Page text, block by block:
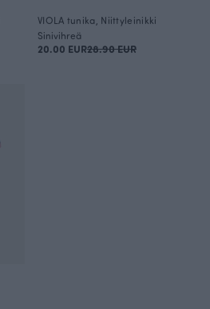
VIOLA tunika, Niittyleinikki
Sinivihreä
20.00 EUR28.90 EUR